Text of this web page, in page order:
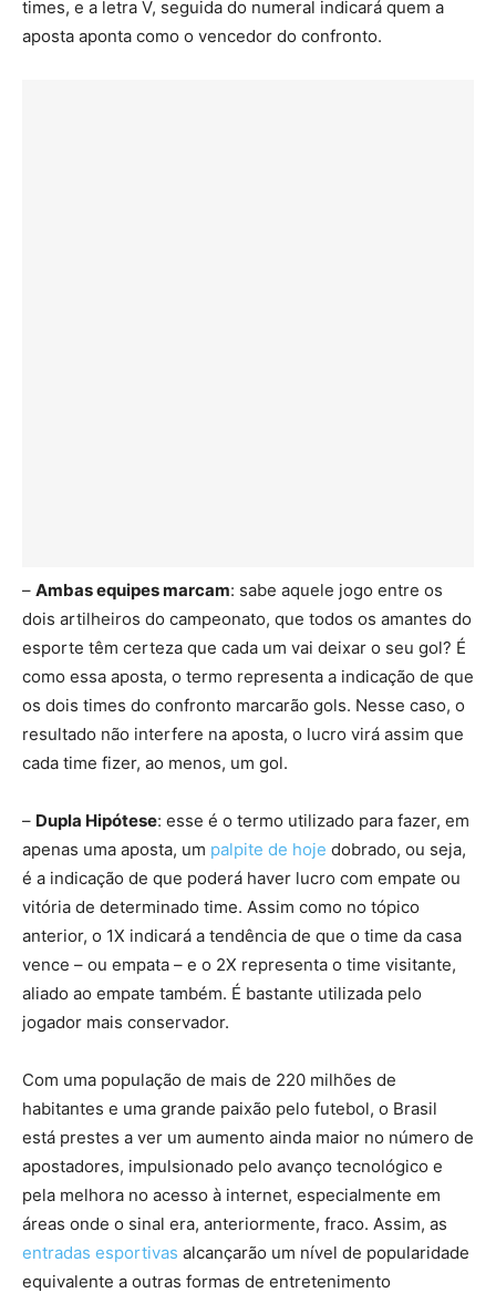
times, e a letra V, seguida do numeral indicará quem a
aposta aponta como o vencedor do confronto.
– Ambas equipes marcam: sabe aquele jogo entre os
dois artilheiros do campeonato, que todos os amantes do
esporte têm certeza que cada um vai deixar o seu gol? É
como essa aposta, o termo representa a indicação de que
os dois times do confronto marcarão gols. Nesse caso, o
resultado não interfere na aposta, o lucro virá assim que
cada time fizer, ao menos, um gol.
– Dupla Hipótese: esse é o termo utilizado para fazer, em
apenas uma aposta, um palpite de hoje dobrado, ou seja,
é a indicação de que poderá haver lucro com empate ou
vitória de determinado time. Assim como no tópico
anterior, o 1X indicará a tendência de que o time da casa
vence – ou empata – e o 2X representa o time visitante,
aliado ao empate também. É bastante utilizada pelo
jogador mais conservador.
Com uma população de mais de 220 milhões de
habitantes e uma grande paixão pelo futebol, o Brasil
está prestes a ver um aumento ainda maior no número de
apostadores, impulsionado pelo avanço tecnológico e
pela melhora no acesso à internet, especialmente em
áreas onde o sinal era, anteriormente, fraco. Assim, as
entradas esportivas alcançarão um nível de popularidade
equivalente a outras formas de entretenimento